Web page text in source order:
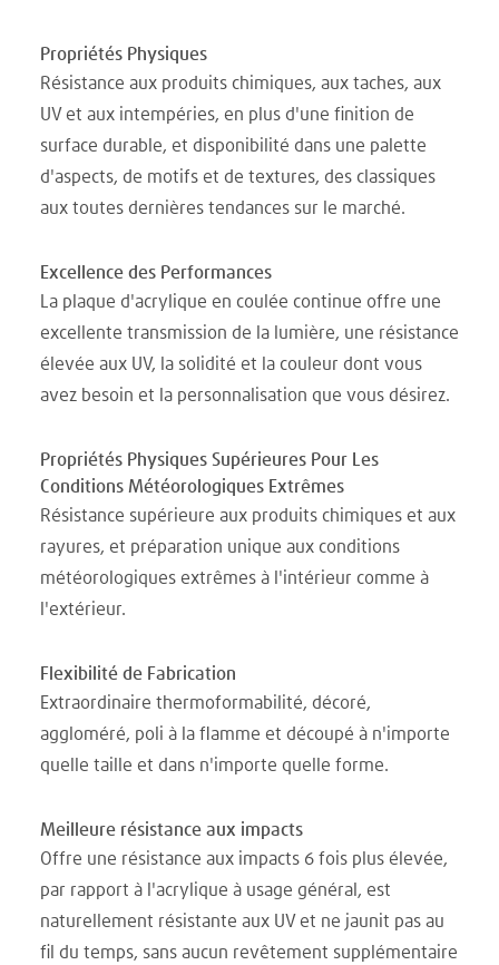
Propriétés Physiques
Résistance aux produits chimiques, aux taches, aux
UV et aux intempéries, en plus d'une finition de
surface durable, et disponibilité dans une palette
d'aspects, de motifs et de textures, des classiques
aux toutes dernières tendances sur le marché.
Excellence des Performances
La plaque d'acrylique en coulée continue offre une
excellente transmission de la lumière, une résistance
élevée aux UV, la solidité et la couleur dont vous
avez besoin et la personnalisation que vous désirez.
Propriétés Physiques Supérieures Pour Les
Conditions Météorologiques Extrêmes
Résistance supérieure aux produits chimiques et aux
rayures, et préparation unique aux conditions
météorologiques extrêmes à l'intérieur comme à
l'extérieur.
Flexibilité de Fabrication
Extraordinaire thermoformabilité, décoré,
aggloméré, poli à la flamme et découpé à n'importe
quelle taille et dans n'importe quelle forme.
Meilleure résistance aux impacts
Offre une résistance aux impacts 6 fois plus élevée,
par rapport à l'acrylique à usage général, est
naturellement résistante aux UV et ne jaunit pas au
fil du temps, sans aucun revêtement supplémentaire